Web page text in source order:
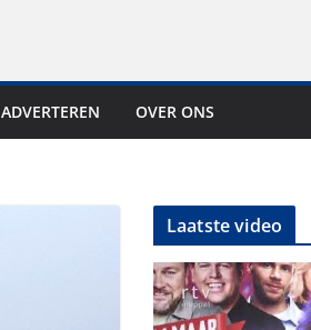
ADVERTEREN OVER ONS
Laatste video